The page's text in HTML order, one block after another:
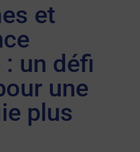
et
un défi
une
plus